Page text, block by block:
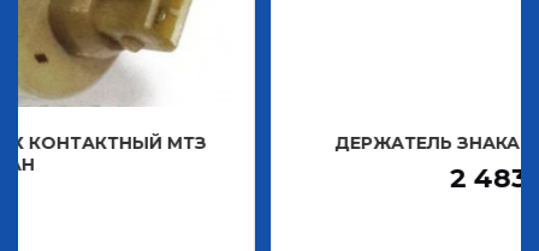
МТЗ ДЕРЖАТЕЛЬ ЗНАКА
Р